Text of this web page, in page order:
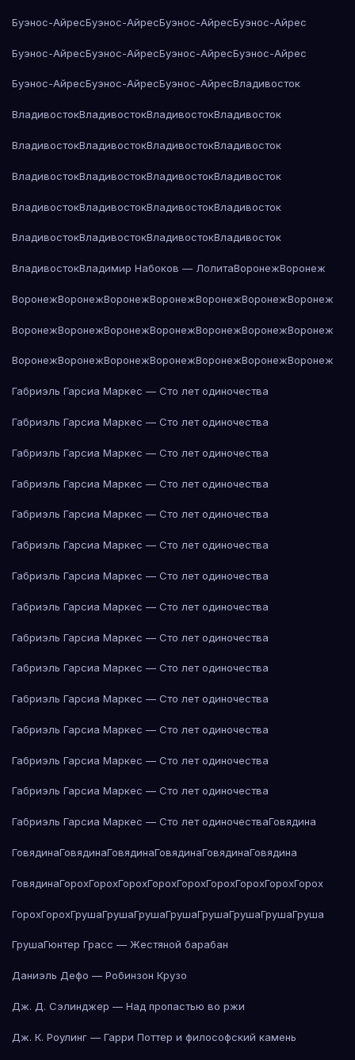
Буэнос-АйресБуэнос-АйресБуэнос-АйресБуэнос-Айрес
Буэнос-АйресБуэнос-АйресБуэнос-АйресБуэнос-Айрес
Буэнос-АйресБуэнос-АйресБуэнос-АйресВладивосток
ВладивостокВладивостокВладивостокВладивосток
ВладивостокВладивостокВладивостокВладивосток
ВладивостокВладивостокВладивостокВладивосток
ВладивостокВладивостокВладивостокВладивосток
ВладивостокВладивостокВладивостокВладивосток
ВладивостокВладимир Набоков — ЛолитаВоронежВоронеж
ВоронежВоронежВоронежВоронежВоронежВоронежВоронеж
ВоронежВоронежВоронежВоронежВоронежВоронежВоронеж
ВоронежВоронежВоронежВоронежВоронежВоронежВоронеж
Габриэль Гарсиа Маркес — Сто лет одиночества
Габриэль Гарсиа Маркес — Сто лет одиночества
Габриэль Гарсиа Маркес — Сто лет одиночества
Габриэль Гарсиа Маркес — Сто лет одиночества
Габриэль Гарсиа Маркес — Сто лет одиночества
Габриэль Гарсиа Маркес — Сто лет одиночества
Габриэль Гарсиа Маркес — Сто лет одиночества
Габриэль Гарсиа Маркес — Сто лет одиночества
Габриэль Гарсиа Маркес — Сто лет одиночества
Габриэль Гарсиа Маркес — Сто лет одиночества
Габриэль Гарсиа Маркес — Сто лет одиночества
Габриэль Гарсиа Маркес — Сто лет одиночества
Габриэль Гарсиа Маркес — Сто лет одиночества
Габриэль Гарсиа Маркес — Сто лет одиночества
Габриэль Гарсиа Маркес — Сто лет одиночестваГовядина
ГовядинаГовядинаГовядинаГовядинаГовядинаГовядина
ГовядинаГорохГорохГорохГорохГорохГорохГорохГорохГорох
ГорохГорохГрушаГрушаГрушаГрушаГрушаГрушаГрушаГруша
ГрушаГюнтер Грасс — Жестяной барабан
Даниэль Дефо — Робинзон Крузо
Дж. Д. Сэлинджер — Над пропастью во ржи
Дж. К. Роулинг — Гарри Поттер и философский камень